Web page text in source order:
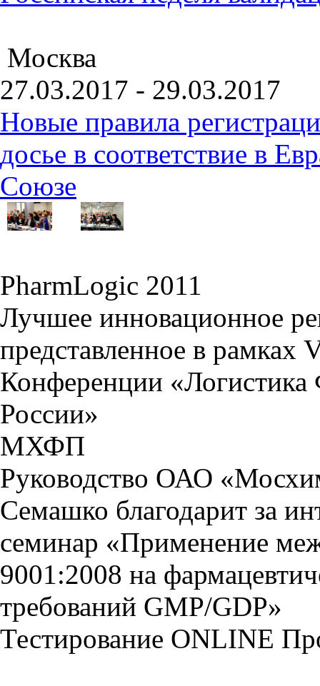
Москва
27.03.2017 - 29.03.2017
Новые правила
досье в соответствие в
Союзе
PharmLogic 2011
Лучшее инновационное
представленное в
Конференции «Логистика
России»
МХФП
Руководство ОАО
Семашко благодарит за
семинар «Применение
9001:2008 на
требований GMP/GDP»
Тестирование ONLINE